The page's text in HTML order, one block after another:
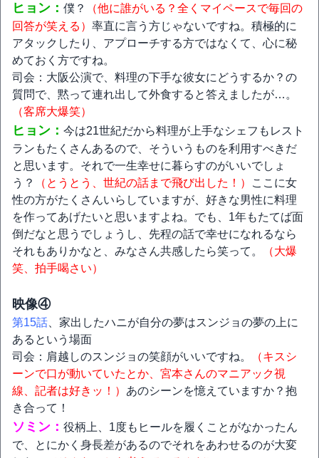
ヒョン： 僕？
（他に誰がいる？全くマイペースで毎回の
回答が笑える） 率直に言う方じゃないですね。積極的に
アタックしたり、アプローチする方ではなくて、心に秘
めておく方ですね。
司会：大阪公演で、料理の下手な彼女にどうするか？の
質問で、黙って連れ出して外食すると答えましたが…。
（客席大爆笑）
ヒョン： 今は21世紀だから料理が上手なシェフもレスト
ランもたくさんあるので、そういうものを利用すべきだ
と思います。それで一生幸せに暮らすのがいいでしょ
う？
（とうとう、世紀の話まで飛び出した！）
ここに女
性の方がたくさんいらしていますが、好きな男性に料理
を作ってあげたいと思いますよね。でも、1年もたてば面
倒だなと思うでしょうし、先程の話で幸せになれるなら
それもありかなと、みなさん共感したら笑って。
（大爆
笑、拍手喝さい）
映像④
第15話 、家出したハニが自分の夢はスンジョの夢の上に
あるという場面
司会：肩越しのスンジョの笑顔がいいですね。
（キスシ
ーンで口が動いていたとか、宮本さんのマニアック視
線、記者は好きッ！） あのシーンを憶えていますか？抱
き合って！
ソミン： 役柄上、1度もヒールを履くことがなかったん
で、とにかく身長差があるのでそれをあわせるのが大変